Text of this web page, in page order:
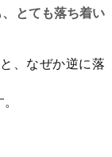
とても落ち着い
、なぜか逆に落